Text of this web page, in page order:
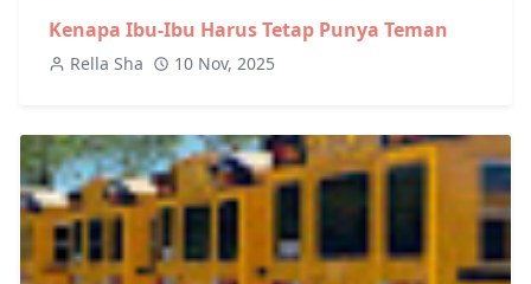
Kenapa Ibu-Ibu Harus Tetap Punya Teman
Rella Sha 10 Nov, 2025